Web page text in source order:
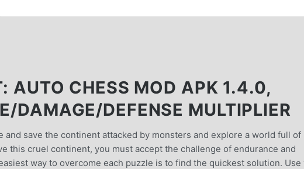
AUTO CHESS MOD APK 1.4.0,
DAMAGE/DEFENSE MULTIPLIER
and save the continent attacked by monsters and explore a world full of
this cruel continent, you must accept the challenge of endurance and
way to overcome each puzzle is to find the quickest solution. Use